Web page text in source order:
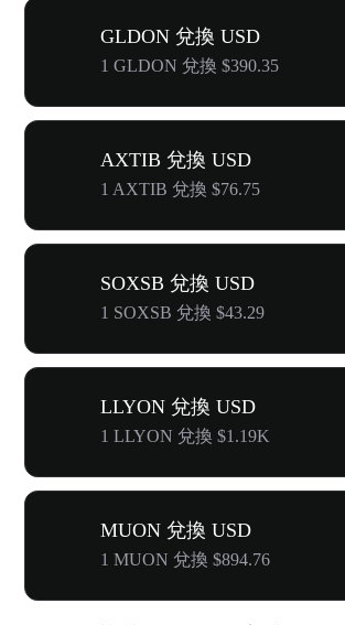
GLDON 兌換 USD
1 GLDON 兌換 $390.35
AXTIB 兌換 USD
1 AXTIB 兌換 $76.75
SOXSB 兌換 USD
1 SOXSB 兌換 $43.29
LLYON 兌換 USD
1 LLYON 兌換 $1.19K
MUON 兌換 USD
1 MUON 兌換 $894.76